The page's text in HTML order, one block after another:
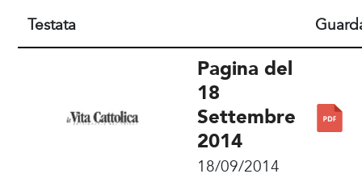
Testata
Pagina del
18
Settembre
2014
18/09/2014